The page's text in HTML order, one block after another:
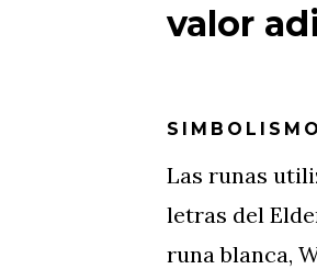
valor
SIMBOLISMO
Las runas
letras del
runa blanca,